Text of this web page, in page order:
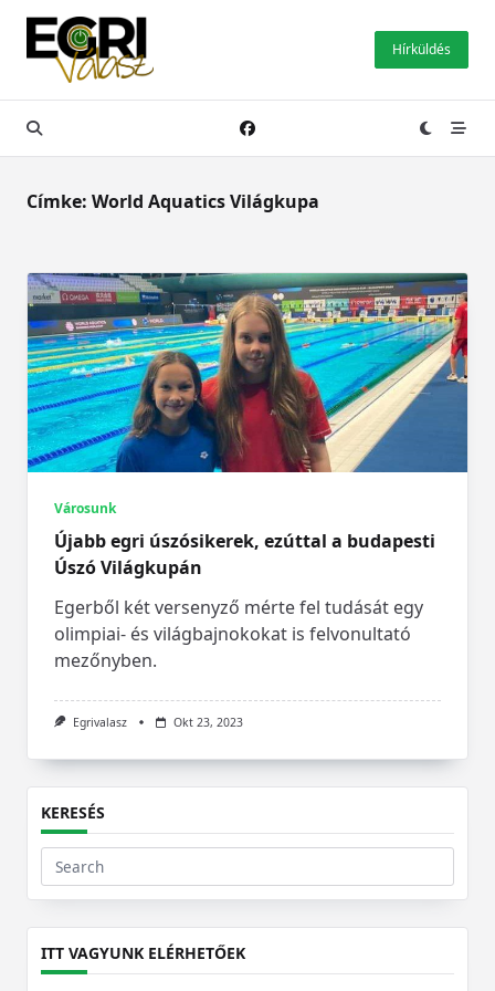
Skip
content
Hírküldés
Címke: World Aquatics Világkupa
Városunk
Újabb egri úszósikerek, ezúttal a budapesti
Úszó Világkupán
Egerből két versenyző mérte fel tudását egy
olimpiai- és világbajnokokat is felvonultató
mezőnyben.
Egrivalasz Okt 23, 2023
KERESÉS
Search
for:
ITT VAGYUNK ELÉRHETŐEK